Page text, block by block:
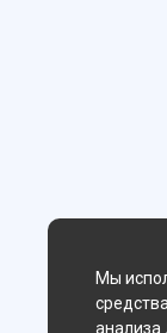
Мы
анализа